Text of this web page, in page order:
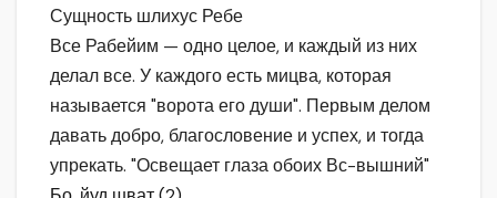
Сущность шлихус Ребе
Все Рабейим — одно целое, и каждый из них
делал все. У каждого есть мицва, которая
называется "ворота его души". Первым делом
давать добро, благословение и успех, и тогда
упрекать. "Освещает глаза обоих Вс-вышний"